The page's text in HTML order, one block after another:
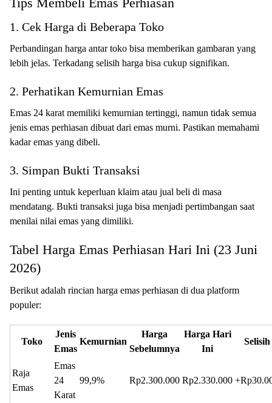
1. Cek Harga di Beberapa Toko
Perbandingan harga antar toko bisa memberikan gambaran yang
lebih jelas. Terkadang selisih harga bisa cukup signifikan.
2. Perhatikan Kemurnian Emas
Emas 24 karat memiliki kemurnian tertinggi, namun tidak semua
jenis emas perhiasan dibuat dari emas murni. Pastikan memahami
kadar emas yang dibeli.
3. Simpan Bukti Transaksi
Ini penting untuk keperluan klaim atau jual beli di masa
mendatang. Bukti transaksi juga bisa menjadi pertimbangan saat
menilai nilai emas yang dimiliki.
Tabel Harga Emas Perhiasan Hari Ini (23 Juni
2026)
Berikut adalah rincian harga emas perhiasan di dua platform
populer:
Toko
Jenis
Emas
Kemurnian
Harga
Sebelumnya
Harga Hari
Ini
Selisih
Raja
Emas
Emas
24
Karat
99,9% Rp2.300.000 Rp2.330.000